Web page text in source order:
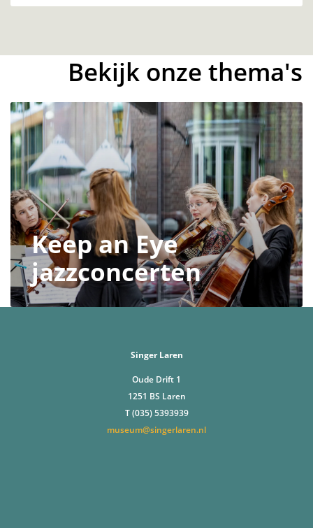
Bekijk onze thema's
Keep an Eye
jazzconcerten
Singer Laren
Oude Drift 1
1251 BS Laren
T (035) 5393939
museum@singerlaren.nl